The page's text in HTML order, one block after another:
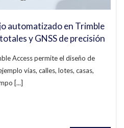
automatizado en Trimble
y GNSS de precisión
Access permite el diseño de
vías, calles, lotes, casas,
[...]